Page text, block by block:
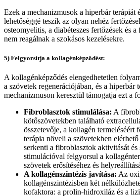
Ezek a mechanizmusok a hiperbár terápiát
lehetőséggé teszik az olyan nehéz
osteomyelitis, a diabéteszes fertőzések és
nem reagálnak a szokásos kezelésekre.
5) Felgyorsítja a kollagénképződést:
A kollagénképződés elengedhetetlen
a szövetek regenerációjában, és a hiperbár
mechanizmuson keresztül támogatja ezt a
Fibroblasztok stimulálása: A
kötőszövetekben található
összetevője, a kollagén termeléséért
terápia növeli a szövetekben
serkenti a fibroblasztok aktivitását és
stimulációval felgyorsul a
szövetek erősítéséhez és
A kollagénszintézis javítása: Az
kollagénszintézisben két
kofaktora: a prolin-hidroxiláz és a